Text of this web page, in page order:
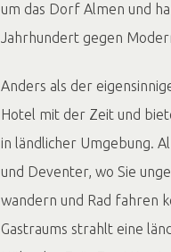
um das Dorf Almen und
Jahrhundert gegen
Anders als der
Hotel mit der Zeit und
in ländlicher Umgebung.
und Deventer, wo Sie
wandern und Rad fahren
Gastraums strahlt eine